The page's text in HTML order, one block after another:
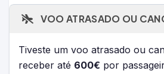
VOO ATRASADO OU
Tiveste um voo atrasado ou
receber até 600€ por